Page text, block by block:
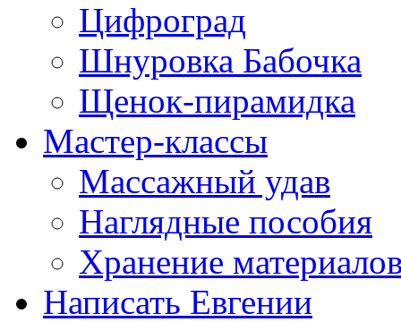
Цифроград
Шнуровка Бабочка
Щенок-пирамидка
Мастер-классы
Массажный удав
Наглядные пособия
Хранение
Написать Евгении